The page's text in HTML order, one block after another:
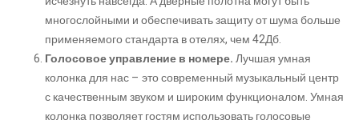
многослойными и обеспечивать защиту от шума больше
применяемого стандарта в отелях, чем 42Дб.
Голосовое управление в номере.Лучшая умная
колонка для нас – это современный музыкальный центр
с качественным звуком и широким функционалом. Умная
колонка позволяет гостям использовать голосовые